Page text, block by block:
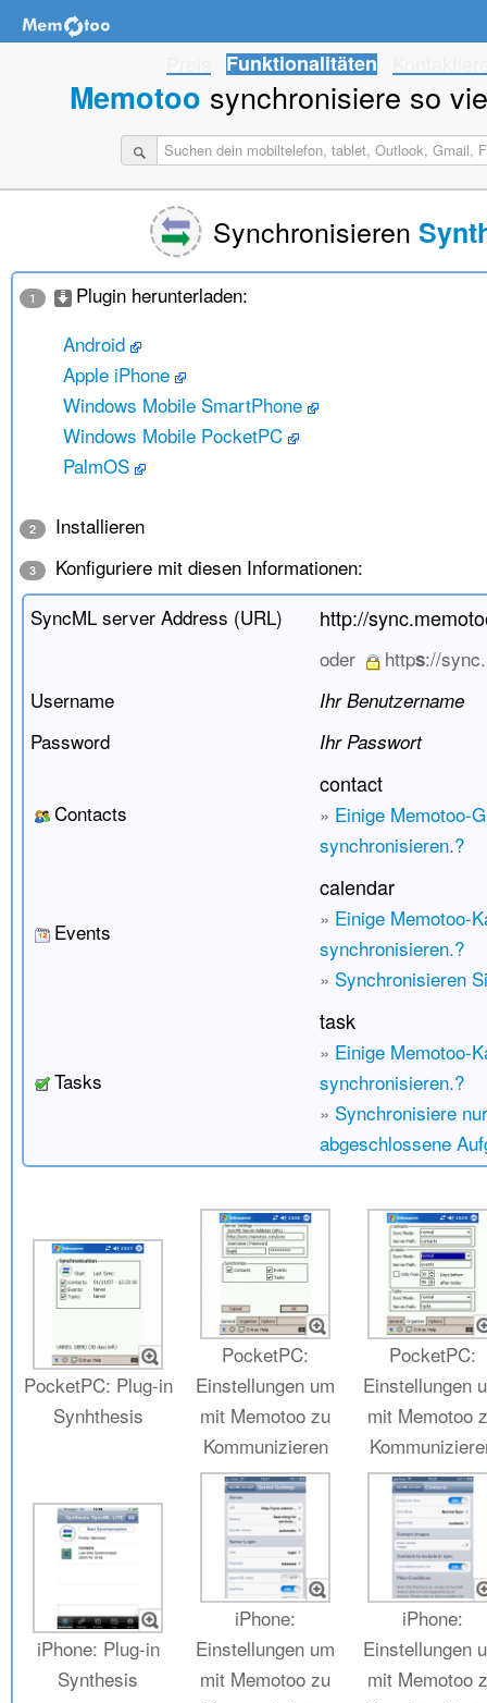
Funktionalitäten
Memotoo synchronisiere so
Synchronisieren
1
Plugin herunterladen:
Android
Apple iPhone
Windows Mobile SmartPhone
Windows Mobile PocketPC
PalmOS
2 Installieren
3
Konfiguriere mit diesen Informationen:
SyncML server Address (URL)
http://
oder https://
Username
Ihr Benutzername
Password Ihr Passwort
Contacts
contact
» Einige Memotoo-
synchronisieren.?
Events
calendar
» Einige Memotoo-
synchronisieren.?
» Synchronisieren
Tasks
task
» Einige Memotoo-
synchronisieren.?
» Synchronisiere
abgeschlossene
PocketPC: Plug-in
Synhthesis
PocketPC:
Einstellungen um
mit Memotoo zu
Kommunizieren
PocketPC:
Einstellungen
mit Memotoo
iPhone: Plug-in
Synthesis
iPhone:
Einstellungen um
mit Memotoo zu
iPhone:
Einstellungen
mit Memotoo